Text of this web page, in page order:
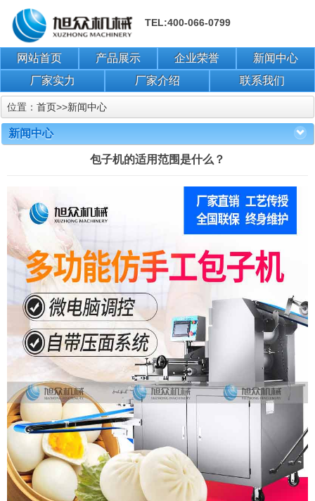
TEL:400-066-0799
网站首页 产品展示 企业荣誉
新闻中心
厂家实力
厂家介绍 联系我们
位置： 首页>>新闻中心
新闻中心
包子机的适用范围是什么？